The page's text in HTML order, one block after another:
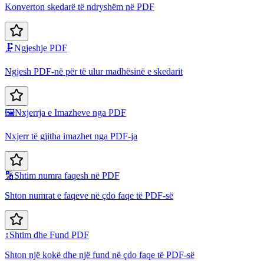
Konverton skedarë të ndryshëm në PDF
🗜️Ngjeshje PDF
Ngjesh PDF-në për të ulur madhësinë e skedarit
🖼️Nxjerrja e Imazheve nga PDF
Nxjerr të gjitha imazhet nga PDF-ja
🔢Shtim numra faqesh në PDF
Shton numrat e faqeve në çdo faqe të PDF-së
↕️Shtim dhe Fund PDF
Shton një kokë dhe një fund në çdo faqe të PDF-së